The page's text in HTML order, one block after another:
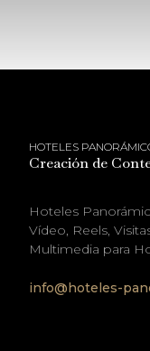
HOTELES
Creación de
Hoteles
Vídeo, Reels,
Multimedia para
info@hoteles-